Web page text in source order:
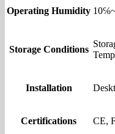
Operating Humidity
Storage Conditions
Installation
Certifications CE,